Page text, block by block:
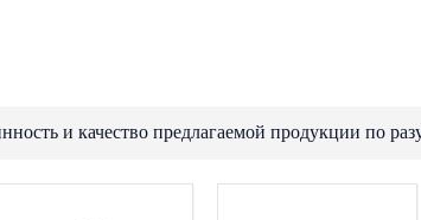
и качество предлагаемой продукции по